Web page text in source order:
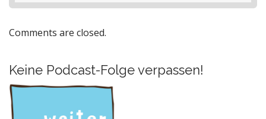
Comments are closed.
Keine Podcast-Folge verpassen!